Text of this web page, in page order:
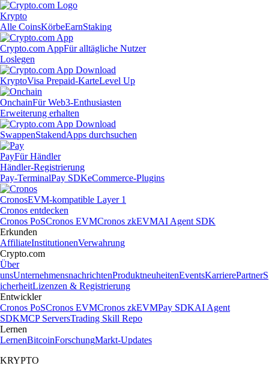
Krypto
Alle CoinsKörbeEarnStaking
Crypto.com AppFür alltägliche Nutzer
Loslegen
KryptoVisa Prepaid-KarteLevel Up
OnchainFür Web3-Enthusiasten
Erweiterung erhalten
SwappenStakendApps durchsuchen
PayFür Händler
Händler-Registrierung
Pay-TerminalPay SDKeCommerce-Plugins
CronosEVM-kompatible Layer 1
Cronos entdecken
Cronos PoSCronos EVMCronos zkEVMAI Agent SDK
Erkunden
AffiliateInstitutionenVerwahrung
Crypto.com
Über
unsUnternehmensnachrichtenProduktneuheitenEventsKarrierePartnerS
icherheitLizenzen & Registrierung
Entwickler
Cronos PoSCronos EVMCronos zkEVMPay SDKAI Agent
SDKMCP ServersTrading Skill Repo
Lernen
LernenBitcoinForschungMarkt-Updates
KRYPTO